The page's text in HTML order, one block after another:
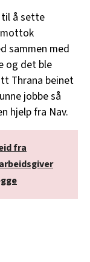
til å sette
sammen med
og det ble
Thrana beinet
jobbe så
hjelp fra Nav.
fra